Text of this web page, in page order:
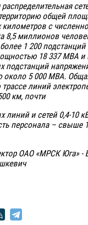
общей
километров с
8,5 миллионов
1 200
18 337 МВА и
подстанций
5 000 МВА.
линий
км, почти
линий и сетей 0,4-10
персонала – свыше
ОАО «МРСК Юга» -